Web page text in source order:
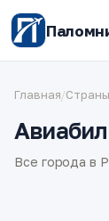
Главная/Страны
Все города в